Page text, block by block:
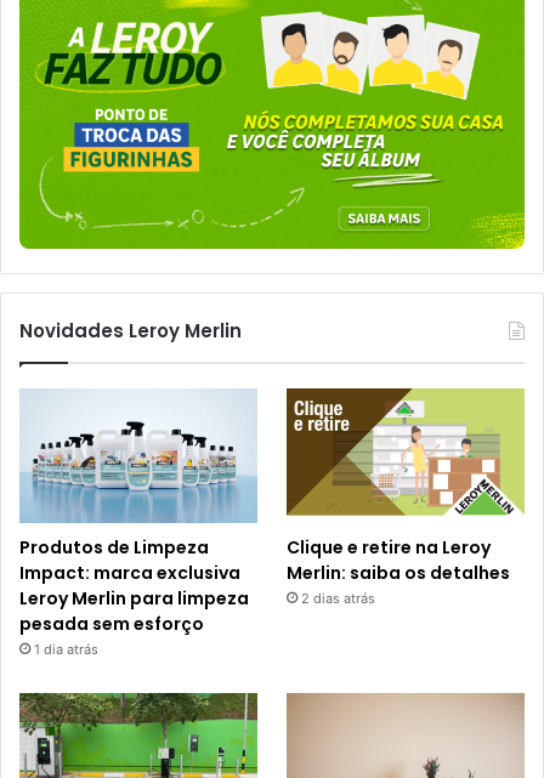
Novidades Leroy Merlin
Produtos de Limpeza
Impact: marca exclusiva
Leroy Merlin para limpeza
pesada sem esforço
1 dia atrás
Clique e retire na Leroy
Merlin: saiba os detalhes
2 dias atrás